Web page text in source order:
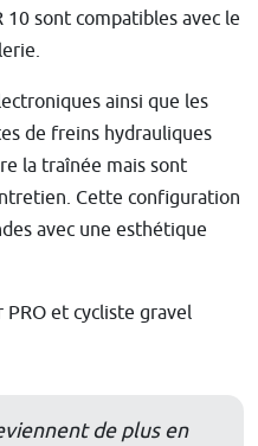
10 sont compatibles avec le
ainsi que les
de freins hydrauliques
la traînée mais sont
Cette configuration
avec une esthétique
PRO et cycliste gravel
de plus en